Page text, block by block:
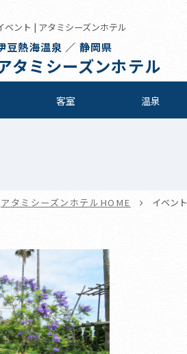
ベント | アタミシーズンホテル
豆熱海温泉 ／ 静岡県
タミシーズンホテル
客室 温泉
アタミシーズンホテルHOME イベント